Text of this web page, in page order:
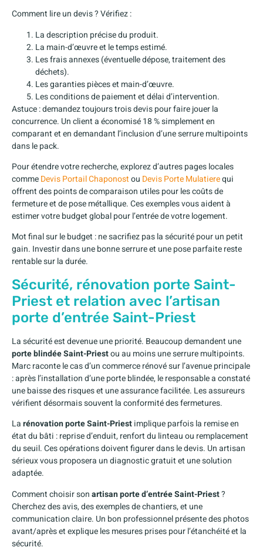
Comment lire un devis ? Vérifiez :
La description précise du produit.
La main-d’œuvre et le temps estimé.
Les frais annexes (éventuelle dépose, traitement des
déchets).
Les garanties pièces et main-d’œuvre.
Les conditions de paiement et délai d’intervention.
Astuce : demandez toujours trois devis pour faire jouer la
concurrence. Un client a économisé 18 % simplement en
comparant et en demandant l’inclusion d’une serrure multipoints
dans le pack.
Pour étendre votre recherche, explorez d’autres pages locales
commeDevis Portail Chaponostou Devis Porte Mulatierequi
offrent des points de comparaison utiles pour les coûts de
fermeture et de pose métallique. Ces exemples vous aident à
estimer votre budget global pour l’entrée de votre logement.
Mot final sur le budget : ne sacrifiez pas la sécurité pour un petit
gain. Investir dans une bonne serrure et une pose parfaite reste
rentable sur la durée.
Sécurité, rénovation porte Saint-
Priest et relation avec l’artisan
porte d’entrée Saint-Priest
La sécurité est devenue une priorité. Beaucoup demandent une
porte blindée Saint-Priestou au moins une serrure multipoints.
Marc raconte le cas d’un commerce rénové sur l’avenue principale
: après l’installation d’une porte blindée, le responsable a constaté
une baisse des risques et une assurance facilitée. Les assureurs
vérifient désormais souvent la conformité des fermetures.
Larénovation porte Saint-Priestimplique parfois la remise en
état du bâti : reprise d’enduit, renfort du linteau ou remplacement
du seuil. Ces opérations doivent figurer dans le devis. Un artisan
sérieux vous proposera un diagnostic gratuit et une solution
adaptée.
Comment choisir sonartisan porte d’entrée Saint-Priest?
Cherchez des avis, des exemples de chantiers, et une
communication claire. Un bon professionnel présente des photos
avant/après et explique les mesures prises pour l’étanchéité et la
sécurité.